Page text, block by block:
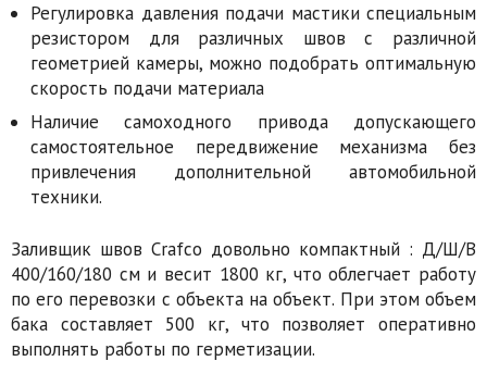
Регулировка давления подачи мастики специальным
резистором для различных швов с различной
геометрией камеры, можно подобрать оптимальную
скорость подачи материала
Наличие самоходного привода допускающего
самостоятельное передвижение механизма без
привлечения дополнительной автомобильной
техники.
Заливщик швов Crafco довольно компактный : Д/Ш/В
400/160/180 см и весит 1800 кг, что облегчает работу
по его перевозки с объекта на объект. При этом объем
бака составляет 500 кг, что позволяет оперативно
выполнять работы по герметизации.